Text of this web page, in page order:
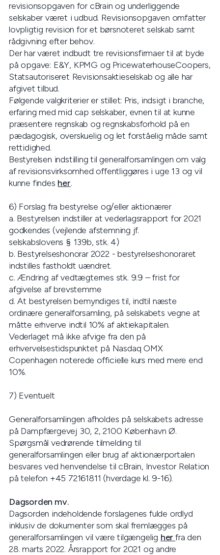
revisionsopgaven for cBrain og underliggende
selskaber været i udbud. Revisionsopgaven omfatter
lovpligtig revision for et børsnoteret selskab samt
rådgivning efter behov.
Der har været indbudt tre revisionsfirmaer til at byde
på opgave: E&Y, KPMG og PricewaterhouseCoopers,
Statsautoriseret Revisionsaktieselskab og alle har
afgivet tilbud.
Følgende valgkriterier er stillet: Pris, indsigt i branche,
erfaring med mid cap selskaber, evnen til at kunne
præsentere regnskab og regnskabsforhold på en
pædagogisk, overskuelig og let forståelig måde samt
rettidighed.
Bestyrelsen indstilling til generalforsamlingen om valg
af revisionsvirksomhed offentliggøres i uge 13 og vil
kunne findes her.
6) Forslag fra bestyrelse og/eller aktionærer
a. Bestyrelsen indstiller at vederlagsrapport for 2021
godkendes (vejlende afstemning jf.
selskabslovens § 139b, stk. 4)
b. Bestyrelseshonorar 2022 - bestyrelseshonoraret
indstilles fastholdt uændret.
c. Ændring af vedtægternes stk. 9.9 – frist for
afgivelse af brevstemme
d. At bestyrelsen bemyndiges til, indtil næste
ordinære generalforsamling, på selskabets vegne at
måtte erhverve indtil 10% af aktiekapitalen.
Vederlaget må ikke afvige fra den på
erhvervelsestidspunktet på Nasdaq OMX
Copenhagen noterede officielle kurs med mere end
10%.
7) Eventuelt
Generalforsamlingen afholdes på selskabets adresse
på Dampfærgevej 30, 2, 2100 København Ø.
Spørgsmål vedrørende tilmelding til
generalforsamlingen eller brug af aktionærportalen
besvares ved henvendelse til cBrain, Investor Relation
på telefon +45 72161811 (hverdage kl. 9-16).
Dagsorden mv.
Dagsorden indeholdende forslagenes fulde ordlyd
inklusiv de dokumenter som skal fremlægges på
generalforsamlingen vil være tilgængelig herfra den
28. marts 2022. Årsrapport for 2021 og andre